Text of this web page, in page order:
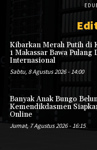
Kibarkan Merah Putih di
1 Makassar Bawa Pulang
Internasional
Sabtu, 8 Agustus 2026 - 14:00
Banyak Anak Bungo
Kemendikdasmen
Online
Jumat, 7 Agustus 2026 - 16:15